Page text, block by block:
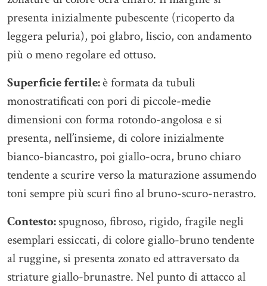
presenta inizialmente pubescente (ricoperto da
leggera peluria), poi glabro, liscio, con andamento
più o meno regolare ed ottuso.
Superficie fertile:è formata da tubuli
monostratificati con pori di piccole-medie
dimensioni con forma rotondo-angolosa e si
presenta, nell’insieme, di colore inizialmente
bianco-biancastro, poi giallo-ocra, bruno chiaro
tendente a scurire verso la maturazione assumendo
toni sempre più scuri fino al bruno-scuro-nerastro.
Contesto:spugnoso, fibroso, rigido, fragile negli
esemplari essiccati, di colore giallo-bruno tendente
al ruggine, si presenta zonato ed attraversato da
striature giallo-brunastre. Nel punto di attacco al